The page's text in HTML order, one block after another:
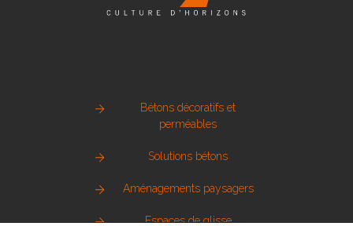
Bétons décoratifs et
perméables
Solutions bétons
Aménagements paysagers
Espaces de glisse